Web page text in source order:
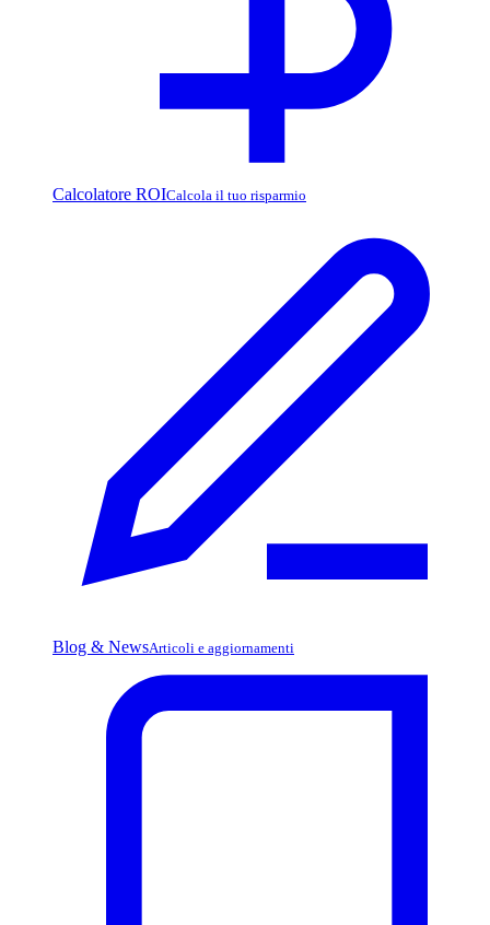
Calcolatore ROICalcola il tuo risparmio
Blog & NewsArticoli e aggiornamenti